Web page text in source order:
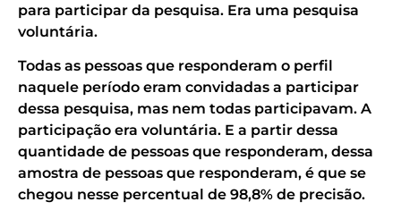
para participar da pesquisa. Era uma pesquisa
voluntária.
Todas as pessoas que responderam o perfil
naquele período eram convidadas a participar
dessa pesquisa, mas nem todas participavam. A
participação era voluntária. E a partir dessa
quantidade de pessoas que responderam, dessa
amostra de pessoas que responderam, é que se
chegou nesse percentual de 98,8% de precisão.